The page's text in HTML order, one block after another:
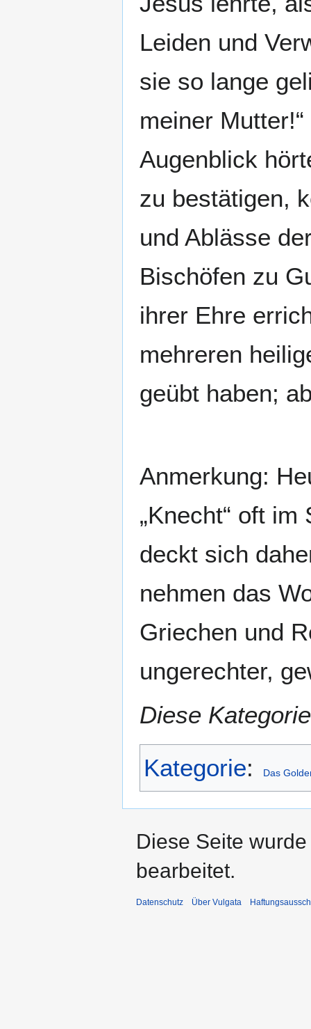
Leiden und
sie so lange
meiner
Augenblick
zu bestätigen,
und Ablässe
Bischöfen zu
ihrer Ehre
mehreren
geübt haben;
Anmerkung:
„Knecht“ oft im
deckt sich
nehmen das
Griechen und
ungerechter,
Diese
Kategorie: Das
Diese Seite
bearbeitet.
Datenschutz Über Vulgata